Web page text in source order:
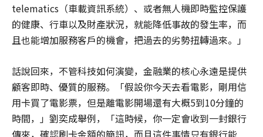
telematics（車載資訊系統）、或者無人機即時監控保護
的健康、行車以及財產狀況，就能降低事故的發生率，而
且也能增加服務客戶的機會，把過去的劣勢扭轉過來。」
話說回來，不管科技如何演變，金融業的核心永遠是提供
顧客即時、優質的服務。「假設你今天去看電影，剛用信
用卡買了電影票，但是離電影開場還有大概5到10分鐘的
時間，」劉奕成舉例，「這時候，你一定會收到一封銀行
傳來，確認刷卡金額的簡訊，而且這件事情只有銀行能